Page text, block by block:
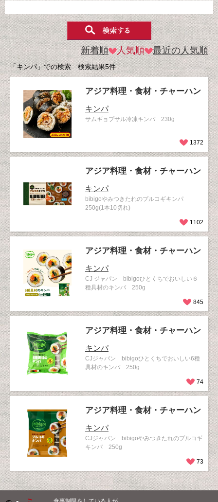
新着順 人気順 最近の人気順
「キンパ」での検索 検索結果5件
アジア料理・食材・チャーハン
キンパ
サムギョプサル冷凍キンパ 230g
1372
アジア料理・食材・チャーハン
キンパ
bibigoやみつきたれのプルコギキンパ
250g(1本10切れ)
1102
アジア料理・食材・チャーハン
キンパ
CJ ジャパン bibigoひとくちでおいしい６
種具材のキンパ 250g
845
アジア料理・食材・チャーハン
キンパ
CJジャパン bibigoひとくちでおいしい6種
具材のキンパ 250g
74
アジア料理・食材・チャーハン
キンパ
CJジャパン bibigoやみつきたれのプルコギ
キンパ 250g
73